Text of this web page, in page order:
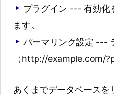
プラグイン --- 有効化
ます。
パーマリンク設定 ---
（http://example.com/
あくまでデータベースを